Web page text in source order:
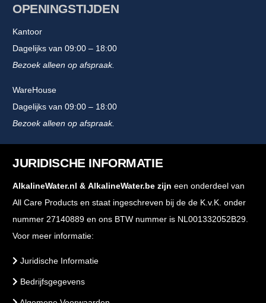
OPENINGSTIJDEN
Kantoor
Dagelijks van 09:00 – 18:00
Bezoek alleen op afspraak.
WareHouse
Dagelijks van 09:00 – 18:00
Bezoek alleen op afspraak.
JURIDISCHE INFORMATIE
AlkalineWater.nl & AlkalineWater.be zijn een onderdeel van
All Care Products en staat ingeschreven bij de de K.v.K. onder
nummer 27140889 en ons BTW nummer is NL001332052B29.
Voor meer informatie:
Juridische Informatie
Bedrijfsgegevens